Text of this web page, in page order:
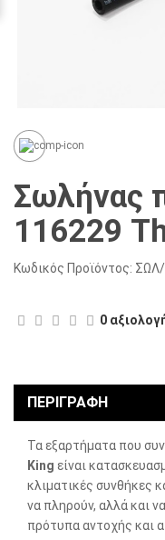
Σωλήνας
116229
Κωδικός Προϊόντος:
0
ΠΕΡΙΓΡΑΦΗ
Τα εξαρτήματα που
King είναι
κλιματικές συνθήκες
να πληρούν, αλλά και
πρότυπα αντοχής και